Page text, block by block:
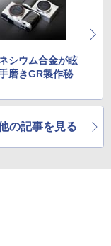
シウム合金が眩
磨きGR製作秘
の記事を見る